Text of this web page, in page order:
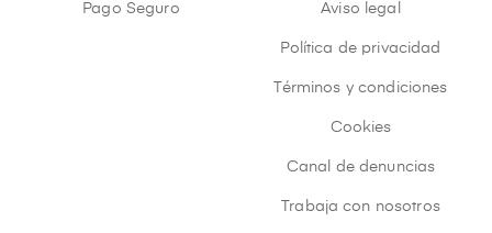
Pago Seguro Aviso legal
Política de privacidad
Términos y condiciones
Cookies
Canal de denuncias
Trabaja con nosotros